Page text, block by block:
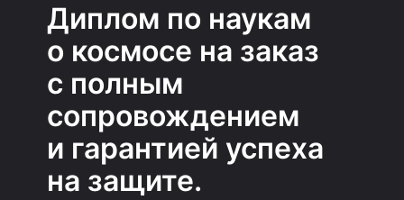
Диплом по наукам
о космосе на заказ
с полным
сопровождением
и гарантией успеха
на защите.